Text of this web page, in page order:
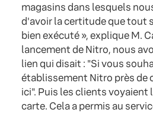
magasins dans lesquels
d'avoir la certitude que tout
bien exécuté », explique M.
lancement de Nitro, nous
lien qui disait : "Si vous
établissement Nitro près de
ici". Puis les clients voyaient
carte. Cela a permis au